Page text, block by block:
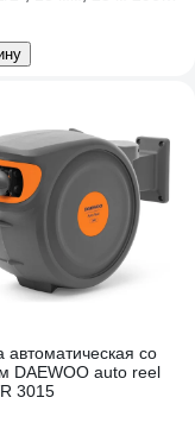
автоматическая со
DAEWOO auto reel
3015